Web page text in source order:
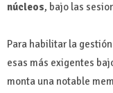
núcleos, bajo las
Para habilitar la
esas más exigentes
monta una notable